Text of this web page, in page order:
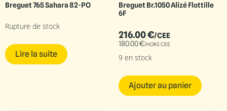
Breguet 765 Sahara 82-PO
Rupture de stock
Lire la suite
Breguet Br.1050 Alizé Flottille
6F
216.00€/CEE
180.00€/HORS CEE
9 en stock
Ajouter au panier